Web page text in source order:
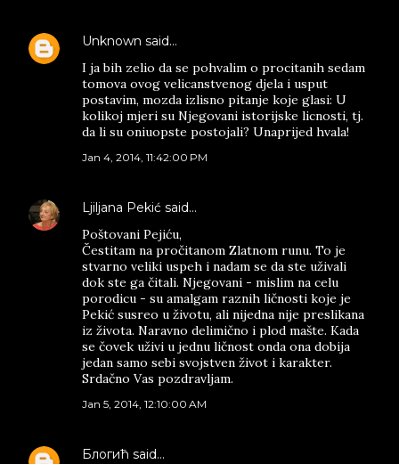
Unknown said…
I ja bih zelio da se pohvalim o procitanih sedam
tomova ovog velicanstvenog djela i usput
postavim, mozda izlisno pitanje koje glasi: U
kolikoj mjeri su Njegovani istorijske licnosti, tj.
da li su oniuopste postojali? Unaprijed hvala!
Jan 4, 2014, 11:42:00 PM
Ljiljana Pekić said…
Poštovani Pejiću,
Čestitam na pročitanom Zlatnom runu. To je
stvarno veliki uspeh i nadam se da ste uživali
dok ste ga čitali. Njegovani - mislim na celu
porodicu - su amalgam raznih ličnosti koje je
Pekić susreo u životu, ali nijedna nije preslikana
iz života. Naravno delimično i plod mašte. Kada
se čovek uživi u jednu ličnost onda ona dobija
jedan samo sebi svojstven život i karakter.
Srdačno Vas pozdravljam.
Jan 5, 2014, 12:10:00 AM
Блогић said…